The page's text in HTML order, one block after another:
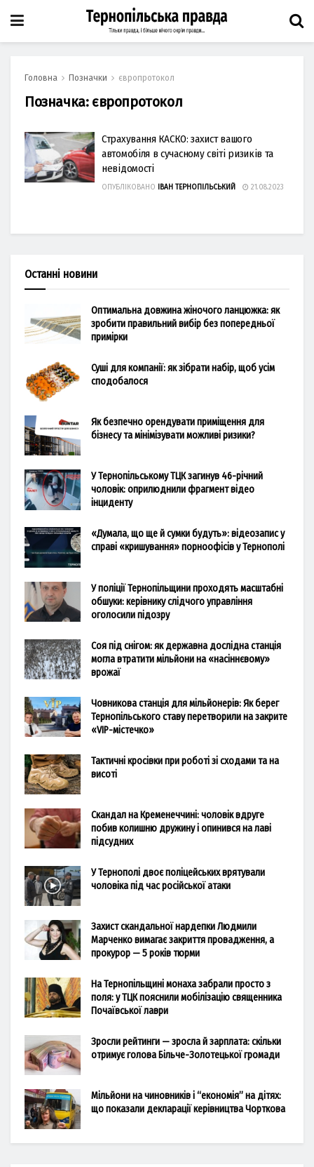
Головна Позначки європротокол
Позначка: європротокол
Страхування КАСКО: захист вашого
автомобіля в сучасному світі ризиків та
невідомості
ОПУБЛІКОВАНО ІВАН ТЕРНОПІЛЬСЬКИЙ 21.08.2023
Останні новини
Оптимальна довжина жіночого ланцюжка: як
зробити правильний вибір без попередньої
примірки
Суші для компанії: як зібрати набір, щоб усім
сподобалося
Як безпечно орендувати приміщення для
бізнесу та мінімізувати можливі ризики?
У Тернопільському ТЦК загинув 46-річний
чоловік: оприлюднили фрагмент відео
інциденту
«Думала, що ще й сумки будуть»: відеозапис у
справі «кришування» порноофісів у Тернополі
У поліції Тернопільщини проходять масштабні
обшуки: керівнику слідчого управління
оголосили підозру
Соя під снігом: як державна дослідна станція
могла втратити мільйони на «насіннєвому»
врожаї
Човникова станція для мільйонерів: Як берег
Тернопільського ставу перетворили на закрите
«VIP-містечко»
Тактичні кросівки при роботі зі сходами та на
висоті
Скандал на Кременеччині: чоловік вдруге
побив колишню дружину і опинився на лаві
підсудних
У Тернополі двоє поліцейських врятували
чоловіка під час російської атаки
Захист скандальної нардепки Людмили
Марченко вимагає закриття провадження, а
прокурор — 5 років тюрми
На Тернопільщині монаха забрали просто з
поля: у ТЦК пояснили мобілізацію священника
Почаївської лаври
Зросли рейтинги — зросла й зарплата: скільки
отримує голова Більче-Золотецької громади
Мільйони на чиновників і “економія” на дітях:
що показали декларації керівництва Чорткова